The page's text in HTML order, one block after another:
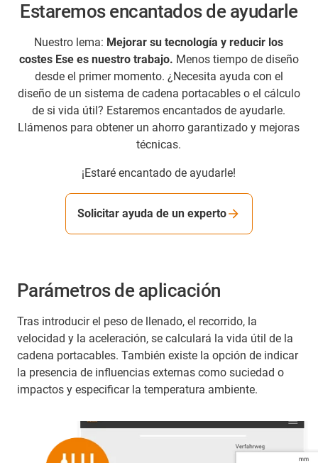
Estaremos encantados de ayudarle
Nuestro lema: Mejorar su tecnología y reducir los
costes Ese es nuestro trabajo. Menos tiempo de diseño
desde el primer momento. ¿Necesita ayuda con el
diseño de un sistema de cadena portacables o el cálculo
de si vida útil? Estaremos encantados de ayudarle.
Llámenos para obtener un ahorro garantizado y mejoras
técnicas.
¡Estaré encantado de ayudarle!
Solicitar ayuda de un experto
Parámetros de aplicación
Tras introducir el peso de llenado, el recorrido, la
velocidad y la aceleración, se calculará la vida útil de la
cadena portacables. También existe la opción de indicar
la presencia de influencias externas como suciedad o
impactos y especificar la temperatura ambiente.